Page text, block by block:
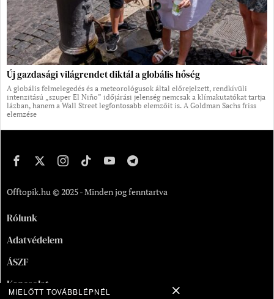
Új gazdasági világrendet diktál a globális hőség
A globális felmelegedés és a meteorológusok által előrejelzett, rendkívüli
intenzitású „szuper El Niño” időjárási jelenség nemcsak a klímakutatókat tartja
lázban, hanem a Wall Street legfontosabb elemzőit is. A Goldman Sachs friss
elemzése
Offtopik.hu © 2025 - Minden jog fenntartva
Rólunk
Adatvédelem
ÁSZF
Kapcsolat
MIELŐTT TOVÁBBLÉPNÉL